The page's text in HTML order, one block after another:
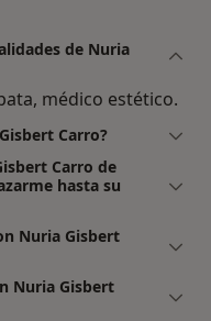
de Nuria
médico estético.
Carro?
Carro de
hasta su
Nuria Gisbert
Nuria Gisbert